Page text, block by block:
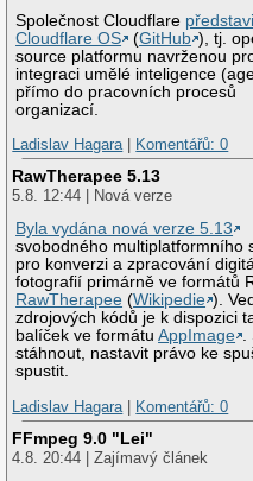
Společnost Cloudflare
Cloudflare OS
(GitHub ), tj.
source platformu navrženou
integraci umělé inteligence
přímo do pracovních procesů
organizací.
Ladislav Hagara| Komentářů: 0
RawTherapee 5.13
5.8. 12:44 | Nová verze
Byla vydána nová verze 5.13
svobodného multiplatformního
pro konverzi a zpracování
fotografií primárně ve formátů
RawTherapee (Wikipedie ).
zdrojových kódů je k dispozici
balíček ve formátuAppImage .
stáhnout, nastavit právo ke
spustit.
Ladislav Hagara| Komentářů: 0
FFmpeg 9.0 "Lei"
4.8. 20:44 | Zajímavý článek